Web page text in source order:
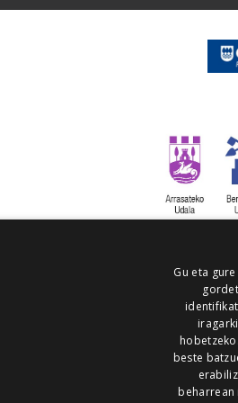
Gu eta
hobetzeko.
beste
beharrean